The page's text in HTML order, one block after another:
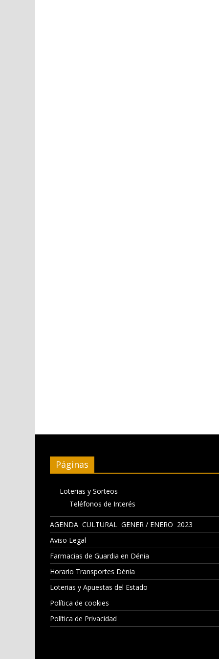
Páginas
Loterias y Sorteos
Teléfonos de Interés
AGENDA CULTURAL GENER / ENERO 2023
Aviso Legal
Farmacias de Guardia en Dénia
Horario Transportes Dénia
Loterias y Apuestas del Estado
Política de cookies
Política de Privacidad